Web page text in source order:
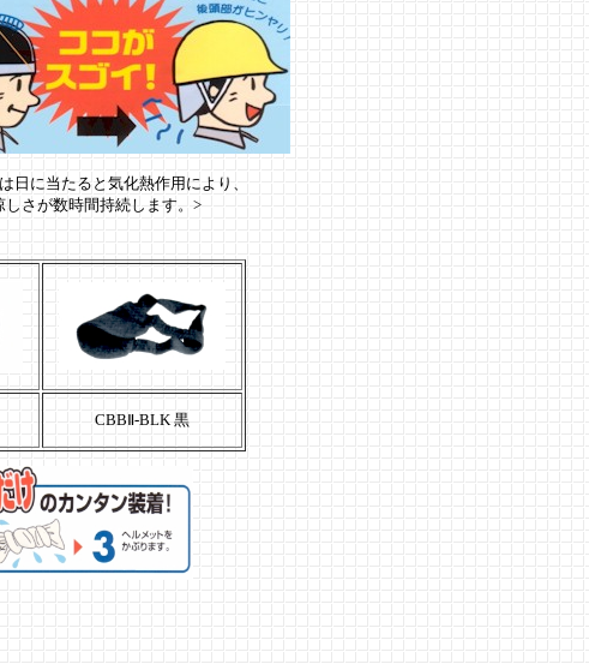
日に当たると気化熱作用により、
さが数時間持続します。>
CBBⅡ-BLK 黒